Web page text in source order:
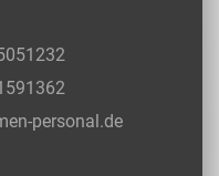
personal.de